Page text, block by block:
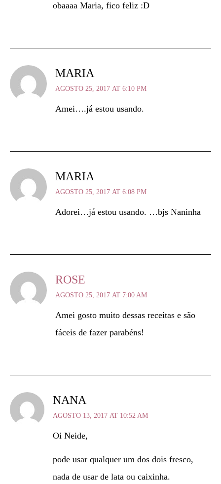
obaaaa Maria, fico feliz :D
MARIA
AGOSTO 25, 2017 AT 6:10 PM
Amei….já estou usando.
MARIA
AGOSTO 25, 2017 AT 6:08 PM
Adorei…já estou usando. …bjs Naninha
ROSE
AGOSTO 25, 2017 AT 7:00 AM
Amei gosto muito dessas receitas e são
fáceis de fazer parabéns!
NANA
AGOSTO 13, 2017 AT 10:52 AM
Oi Neide,
pode usar qualquer um dos dois fresco,
nada de usar de lata ou caixinha.